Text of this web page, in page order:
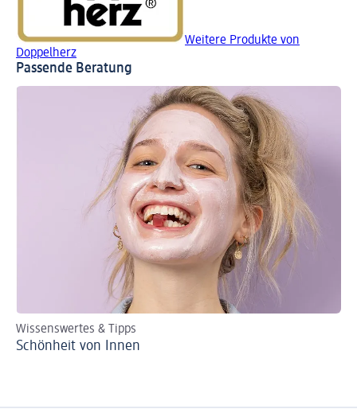
Weitere Produkte von
Doppelherz
Passende Beratung
Wissenswertes & Tipps
Schönheit von Innen